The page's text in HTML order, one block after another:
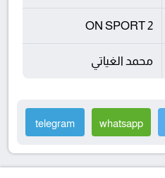
ON SPORT 2
محمد الغياتي
whatsapp
telegram